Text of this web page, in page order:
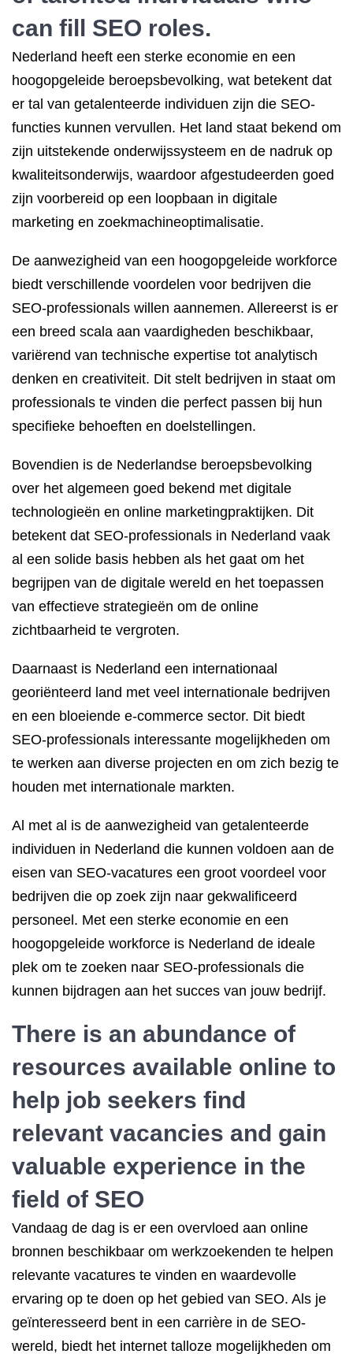
can fill SEO roles.
Nederland heeft een sterke economie en een
hoogopgeleide beroepsbevolking, wat betekent dat
er tal van getalenteerde individuen zijn die SEO-
functies kunnen vervullen. Het land staat bekend om
zijn uitstekende onderwijssysteem en de nadruk op
kwaliteitsonderwijs, waardoor afgestudeerden goed
zijn voorbereid op een loopbaan in digitale
marketing en zoekmachineoptimalisatie.
De aanwezigheid van een hoogopgeleide workforce
biedt verschillende voordelen voor bedrijven die
SEO-professionals willen aannemen. Allereerst is er
een breed scala aan vaardigheden beschikbaar,
variërend van technische expertise tot analytisch
denken en creativiteit. Dit stelt bedrijven in staat om
professionals te vinden die perfect passen bij hun
specifieke behoeften en doelstellingen.
Bovendien is de Nederlandse beroepsbevolking
over het algemeen goed bekend met digitale
technologieën en online marketingpraktijken. Dit
betekent dat SEO-professionals in Nederland vaak
al een solide basis hebben als het gaat om het
begrijpen van de digitale wereld en het toepassen
van effectieve strategieën om de online
zichtbaarheid te vergroten.
Daarnaast is Nederland een internationaal
georiënteerd land met veel internationale bedrijven
en een bloeiende e-commerce sector. Dit biedt
SEO-professionals interessante mogelijkheden om
te werken aan diverse projecten en om zich bezig te
houden met internationale markten.
Al met al is de aanwezigheid van getalenteerde
individuen in Nederland die kunnen voldoen aan de
eisen van SEO-vacatures een groot voordeel voor
bedrijven die op zoek zijn naar gekwalificeerd
personeel. Met een sterke economie en een
hoogopgeleide workforce is Nederland de ideale
plek om te zoeken naar SEO-professionals die
kunnen bijdragen aan het succes van jouw bedrijf.
There is an abundance of
resources available online to
help job seekers find
relevant vacancies and gain
valuable experience in the
field of SEO
Vandaag de dag is er een overvloed aan online
bronnen beschikbaar om werkzoekenden te helpen
relevante vacatures te vinden en waardevolle
ervaring op te doen op het gebied van SEO. Als je
geïnteresseerd bent in een carrière in de SEO-
wereld, biedt het internet talloze mogelijkheden om